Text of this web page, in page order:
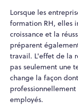
Lorsque les
formation RH, elles
croissance et la
préparent
travail. L'effet de la
pas seulement une
change la façon
employés.